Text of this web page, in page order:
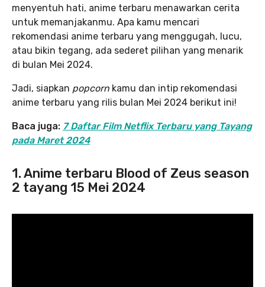
menyentuh hati, anime terbaru menawarkan cerita
untuk memanjakanmu. Apa kamu mencari
rekomendasi anime terbaru yang menggugah, lucu,
atau bikin tegang, ada sederet pilihan yang menarik
di bulan Mei 2024.
Jadi, siapkan popcorn kamu dan intip rekomendasi
anime terbaru yang rilis bulan Mei 2024 berikut ini!
Baca juga: 7 Daftar Film Netflix Terbaru yang Tayang
pada Maret 2024
1. Anime terbaru Blood of Zeus season
2 tayang 15 Mei 2024